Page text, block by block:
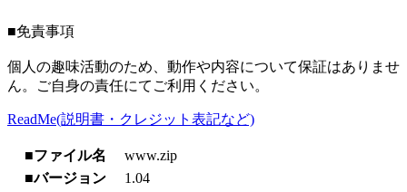
■免責事項
個人の趣味活動のため、動作や内容について保証はありませ
ん。ご自身の責任にてご利用ください。
ReadMe(説明書・クレジット表記など)
■ファイル名
www.zip
■バージョン
1.04